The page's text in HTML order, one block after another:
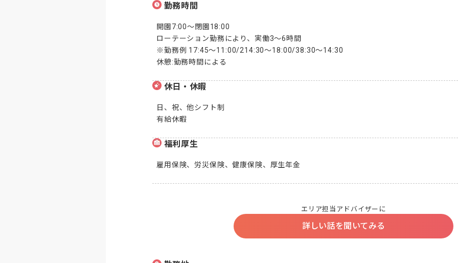
勤務時間
開園7:00～閉園18:00
ローテーション勤務により、実働3～6時間
※勤務例 17:45～11:00/214:30～18:00/38:30～14:30
休憩:勤務時間による
休日・休暇
日、祝、他シフト制
有給休暇
福利厚生
雇用保険、労災保険、健康保険、厚生年金
エリア担当アドバイザーに
詳しい話を聞いてみる